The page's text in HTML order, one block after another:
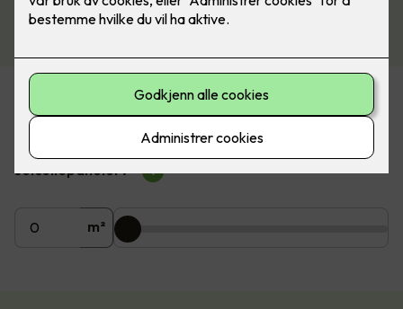
Beregn pris på solceller
Hvor mange m2 av taket ønsker du å dekke med
solcellepaneler?
?
m²